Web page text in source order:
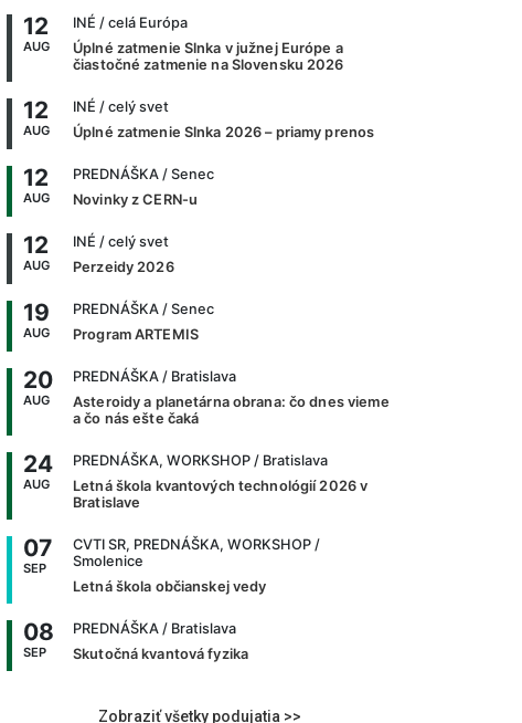
12
AUG
INÉ / celá Európa
Úplné zatmenie Slnka v južnej Európe a
čiastočné zatmenie na Slovensku 2026
12
AUG
INÉ / celý svet
Úplné zatmenie Slnka 2026 – priamy prenos
12
AUG
PREDNÁŠKA / Senec
Novinky z CERN-u
12
AUG
INÉ / celý svet
Perzeidy 2026
19
AUG
PREDNÁŠKA / Senec
Program ARTEMIS
20
AUG
PREDNÁŠKA / Bratislava
Asteroidy a planetárna obrana: čo dnes vieme
a čo nás ešte čaká
24
AUG
PREDNÁŠKA, WORKSHOP / Bratislava
Letná škola kvantových technológií 2026 v
Bratislave
07
SEP
CVTI SR, PREDNÁŠKA, WORKSHOP /
Smolenice
Letná škola občianskej vedy
08
SEP
PREDNÁŠKA / Bratislava
Skutočná kvantová fyzika
Zobraziť všetky podujatia >>